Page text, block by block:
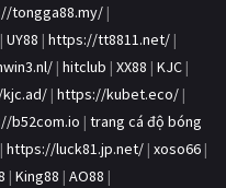
tongga88.my/ |
| UY88 | https://tt8811.net/ |
| hitclub | XX88 | KJC |
| https://kubet.eco/ |
b52com.io | trang cá độ bóng
| https://luck81.jp.net/ | xoso66 |
| King88 | AO88 |